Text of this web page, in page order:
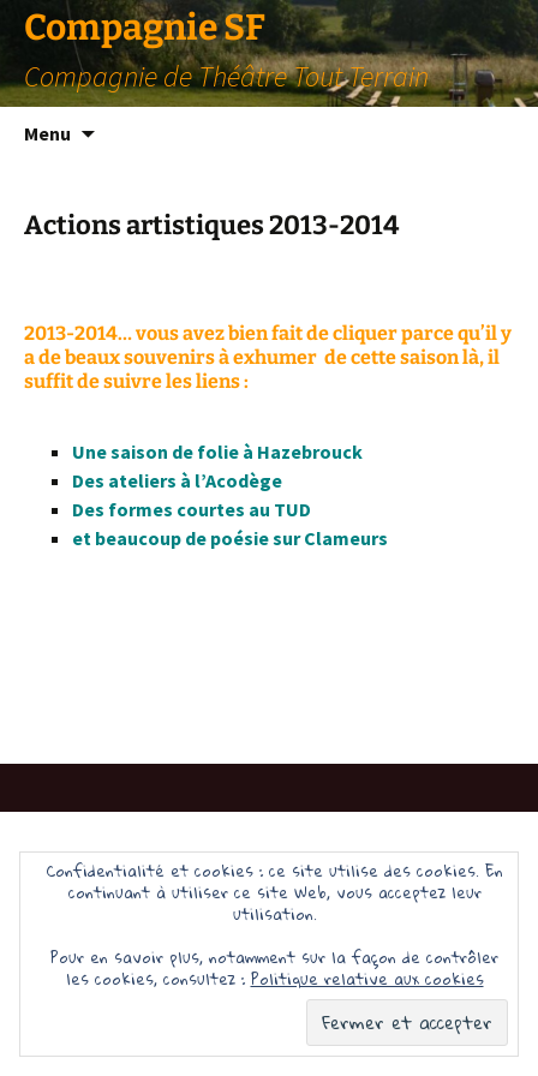
Compagnie SF
Compagnie de Théâtre Tout Terrain
Menu
Actions artistiques 2013-2014
2013-2014… vous avez bien fait de cliquer parce qu’il y
a de beaux souvenirs à exhumer de cette saison là, il
suffit de suivre les liens :
Une saison de folie à Hazebrouck
Des ateliers à l’Acodège
Des formes courtes au TUD
et beaucoup de poésie sur Clameurs
Fièrement propulsé par WordPress
Confidentialité et cookies : ce site utilise des cookies. En
continuant à utiliser ce site Web, vous acceptez leur
utilisation.
Pour en savoir plus, notamment sur la façon de contrôler
les cookies, consultez :Politique relative aux cookies